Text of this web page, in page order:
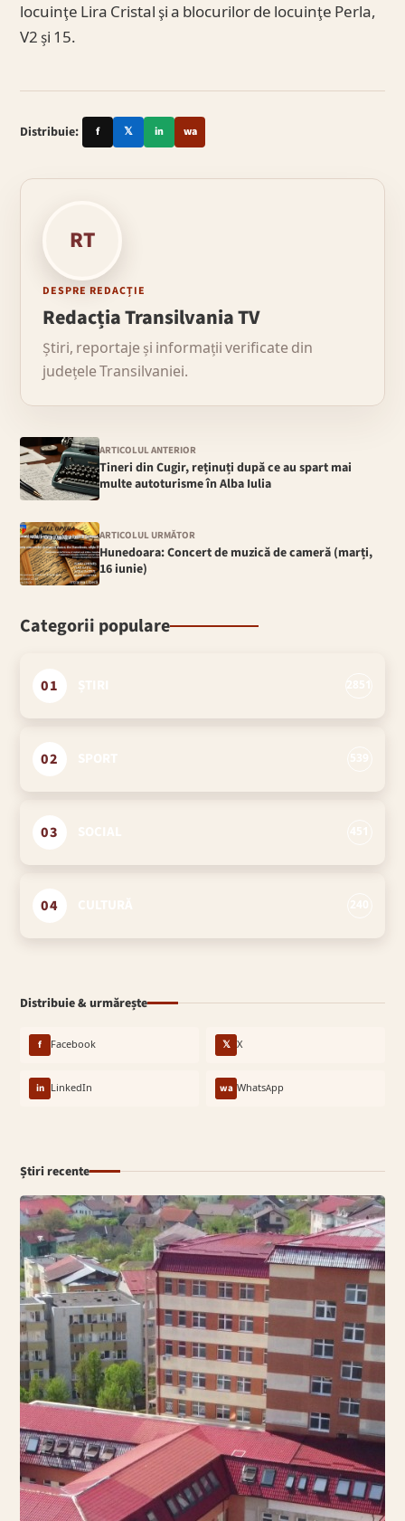
locuinţe Lira Cristal şi a blocurilor de locuinţe Perla,
V2 și 15.
Distribuie: f 𝕏 in wa
RT
DESPRE REDACȚIE
Redacția Transilvania TV
Știri, reportaje și informații verificate din
județele Transilvaniei.
ARTICOLUL ANTERIOR
Tineri din Cugir, reținuți după ce au spart mai
multe autoturisme în Alba Iulia
ARTICOLUL URMĂTOR
Hunedoara: Concert de muzică de cameră (marți,
16 iunie)
Categorii populare
01
02
03
04
Distribuie & urmărește
f Facebook 𝕏 X
in LinkedIn wa WhatsApp
Știri recente